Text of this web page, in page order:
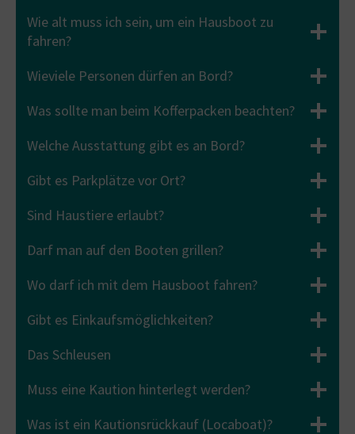
Wie alt muss ich sein, um ein Hausboot zu
fahren?
Wieviele Personen dürfen an Bord?
Was sollte man beim Kofferpacken beachten?
Welche Ausstattung gibt es an Bord?
Gibt es Parkplätze vor Ort?
Sind Haustiere erlaubt?
Darf man auf den Booten grillen?
Wo darf ich mit dem Hausboot fahren?
Gibt es Einkaufsmöglichkeiten?
Das Schleusen
Muss eine Kaution hinterlegt werden?
Was ist ein Kautionsrückkauf (Locaboat)?